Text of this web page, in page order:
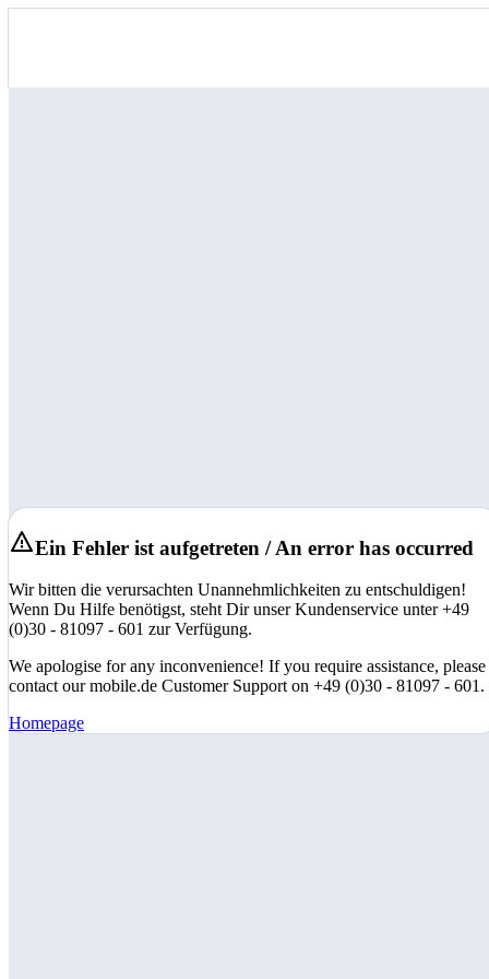
Ein Fehler ist aufgetreten / An error has occurred
Wir bitten die verursachten Unannehmlichkeiten zu entschuldigen!
Wenn Du Hilfe benötigst, steht Dir unser Kundenservice unter +49
(0)30 - 81097 - 601 zur Verfügung.
We apologise for any inconvenience! If you require assistance, please
contact our mobile.de Customer Support on +49 (0)30 - 81097 - 601.
Homepage